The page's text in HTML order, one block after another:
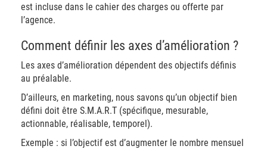
est incluse dans le cahier des charges ou offerte par
l’agence.
Comment définir les axes d’amélioration ?
Les axes d’amélioration dépendent des objectifs définis
au préalable.
D’ailleurs, en marketing, nous savons qu’un objectif bien
défini doit être S.M.A.R.T (spécifique, mesurable,
actionnable, réalisable, temporel).
Exemple : si l’objectif est d’augmenter le nombre mensuel